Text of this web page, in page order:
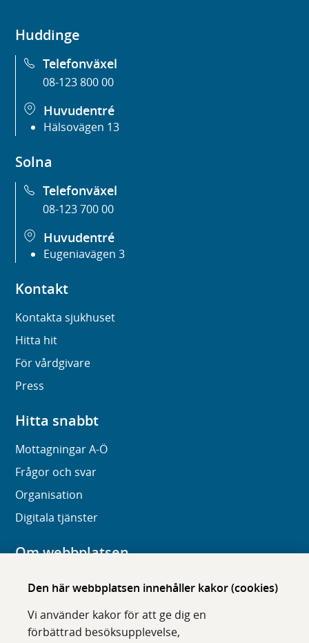
Den här webbplatsen innehåller kakor (cookies)
Vi använder kakor för att ge dig en
förbättrad besöksupplevelse,
Huddinge
Telefonväxel
08-123 800 00
Huvudentré
Hälsovägen 13
Solna
Telefonväxel
08-123 700 00
Huvudentré
Eugeniavägen 3
Kontakt
Kontakta sjukhuset
Hitta hit
För vårdgivare
Press
Hitta snabbt
Mottagningar A-Ö
Frågor och svar
Organisation
Digitala tjänster
Om webbplatsen
Om karolinska.se
Tillgänglighet